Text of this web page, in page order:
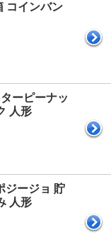
コインバン
ーピーナッ
人形
ジージョ 貯
人形